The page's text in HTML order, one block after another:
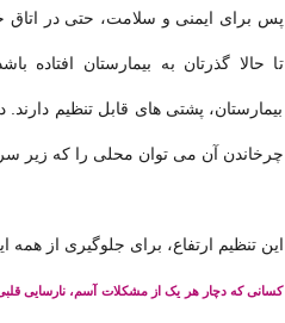
پس برای ایمنی و سلامت، حتی در اتاق
تا حالا گذرتان به بیمارستان
بیمارستان، پشتی های قابل تنظیم
چرخاندن آن می توان محلی را که زیر سر
این تنظیم ارتفاع، برای جلوگیری از همه
کسانی که دچار هر یک از مشکلات آسم، نارسایی